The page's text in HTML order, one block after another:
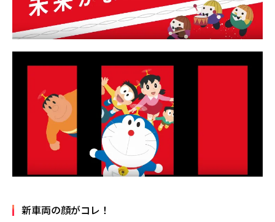
新車両の顔がコレ！